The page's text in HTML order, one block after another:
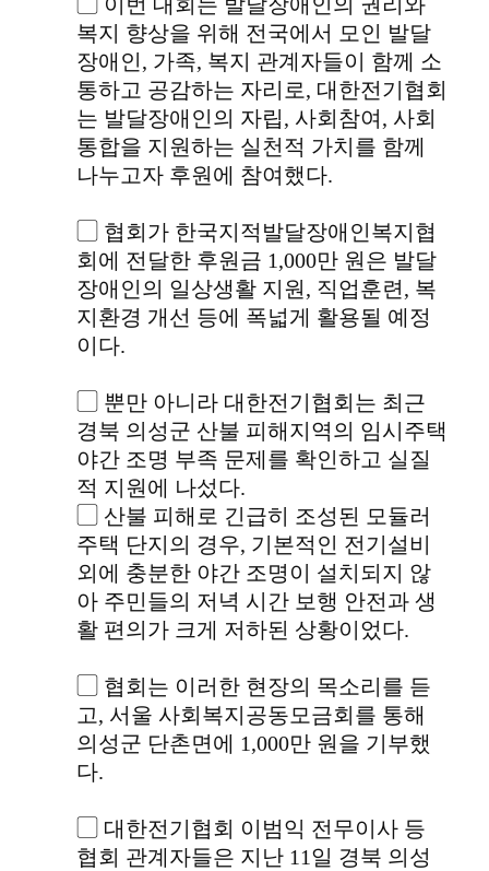
복지 향상을 위해 전국에서 모인 발달
장애인, 가족, 복지 관계자들이 함께 소
통하고 공감하는 자리로, 대한전기협회
는 발달장애인의 자립, 사회참여, 사회
통합을 지원하는 실천적 가치를 함께
나누고자 후원에 참여했다.
▢ 협회가 한국지적발달장애인복지협
회에 전달한 후원금 1,000만 원은 발달
장애인의 일상생활 지원, 직업훈련, 복
지환경 개선 등에 폭넓게 활용될 예정
이다.
▢ 뿐만 아니라 대한전기협회는 최근
경북 의성군 산불 피해지역의 임시주택
야간 조명 부족 문제를 확인하고 실질
적 지원에 나섰다.
▢ 산불 피해로 긴급히 조성된 모듈러
주택 단지의 경우, 기본적인 전기설비
외에 충분한 야간 조명이 설치되지 않
아 주민들의 저녁 시간 보행 안전과 생
활 편의가 크게 저하된 상황이었다.
▢ 협회는 이러한 현장의 목소리를 듣
고, 서울 사회복지공동모금회를 통해
의성군 단촌면에 1,000만 원을 기부했
다.
▢ 대한전기협회 이범익 전무이사 등
협회 관계자들은 지난 11일 경북 의성